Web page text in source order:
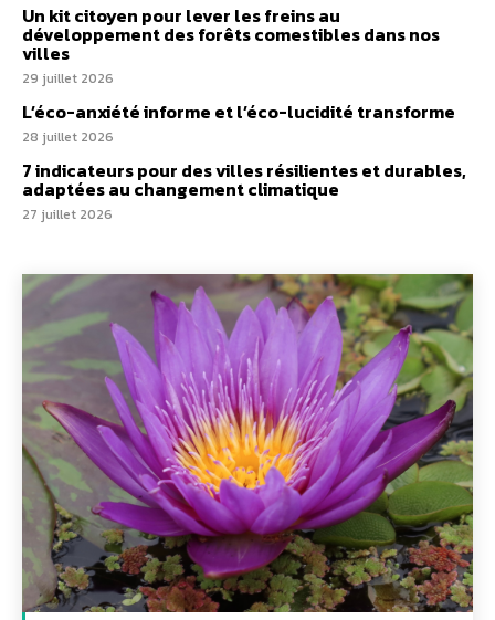
Un kit citoyen pour lever les freins au
développement des forêts comestibles dans nos
villes
29 juillet 2026
L’éco-anxiété informe et l’éco-lucidité transforme
28 juillet 2026
7 indicateurs pour des villes résilientes et durables,
adaptées au changement climatique
27 juillet 2026